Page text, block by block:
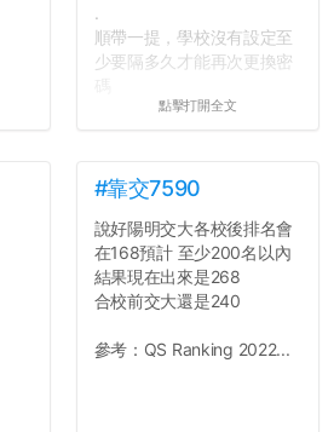
.
順帶一提，學校沒有設定至
少要隔多久才能再次更換密
所以只要重新設定4次密碼
真是安全呢...
點擊打開全文
#靠交7590
說好陽明交大各校後排名會
在168預計 至少200名以內
結果現在出來是268
合校前交大還是240
參考：QS Ranking 2022...